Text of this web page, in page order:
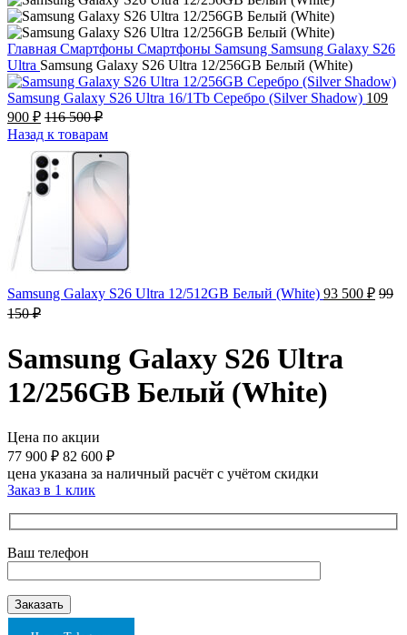
Главная Смартфоны Смартфоны Samsung Samsung Galaxy S26
Ultra Samsung Galaxy S26 Ultra 12/256GB Белый (White)
Samsung Galaxy S26 Ultra 16/1Tb Серебро (Silver Shadow) 109
900 ₽ 116 500₽
Назад к товарам
Samsung Galaxy S26 Ultra 12/512GB Белый (White) 93 500 ₽ 99
150₽
Samsung Galaxy S26 Ultra
12/256GB Белый (White)
Цена по акции
77 900 ₽ 82 600 ₽
цена указана за наличный расчёт с учётом скидки
Заказ в 1 клик
Ваш телефон